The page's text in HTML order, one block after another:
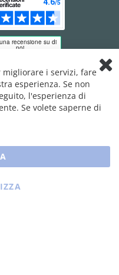
migliorare i servizi, fare
esperienza. Se non
l'esperienza di
Se volete saperne di